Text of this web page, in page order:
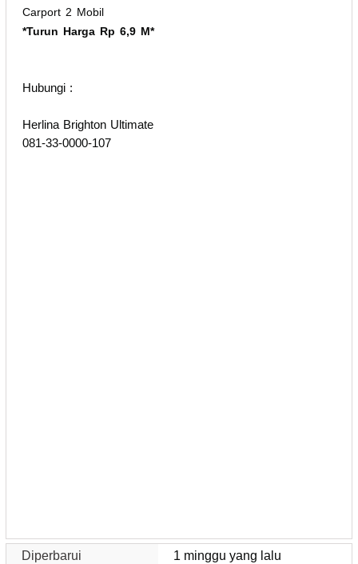
Carport 2 Mobil
*Turun Harga Rp 6,9 M*
Hubungi :
Herlina Brighton Ultimate
081-33-0000-107
Diperbarui
1 minggu yang lalu